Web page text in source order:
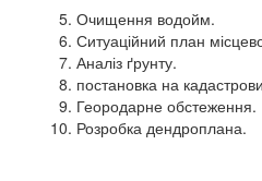
Очищення водойм.
Ситуаційний план
Аналіз ґрунту.
постановка на
Геородарне обстеження.
Розробка дендроплана.